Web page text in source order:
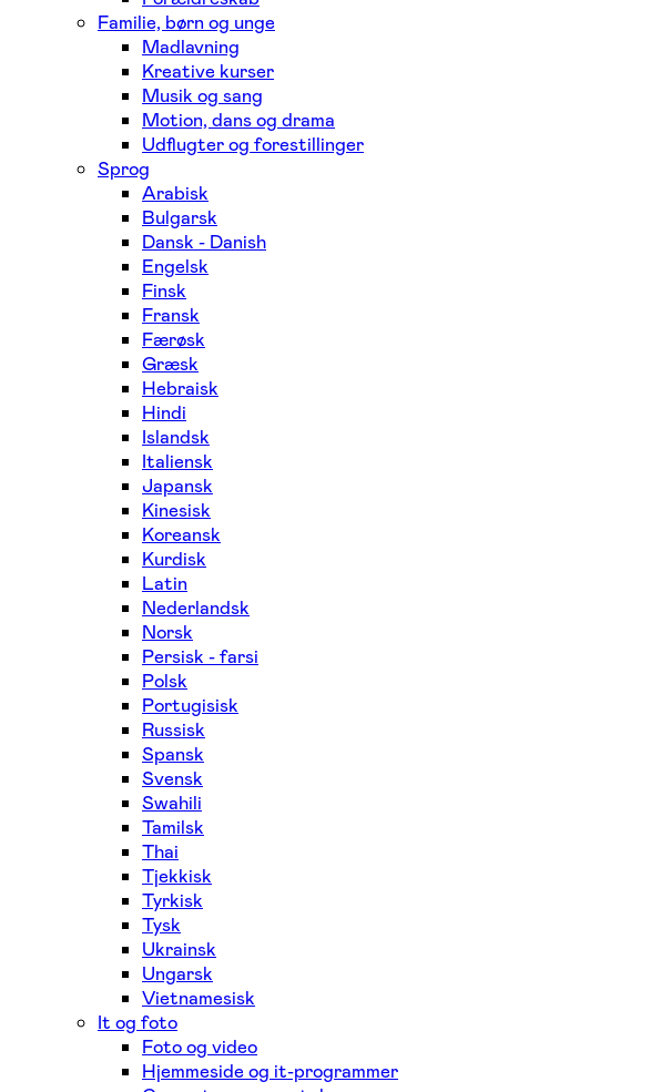
Familie, børn og unge
Madlavning
Kreative kurser
Musik og sang
Motion, dans og drama
Udflugter og forestillinger
Sprog
Arabisk
Bulgarsk
Dansk - Danish
Engelsk
Finsk
Fransk
Færøsk
Græsk
Hebraisk
Hindi
Islandsk
Italiensk
Japansk
Kinesisk
Koreansk
Kurdisk
Latin
Nederlandsk
Norsk
Persisk - farsi
Polsk
Portugisisk
Russisk
Spansk
Svensk
Swahili
Tamilsk
Thai
Tjekkisk
Tyrkisk
Tysk
Ukrainsk
Ungarsk
Vietnamesisk
It og foto
Foto og video
Hjemmeside og it-programmer